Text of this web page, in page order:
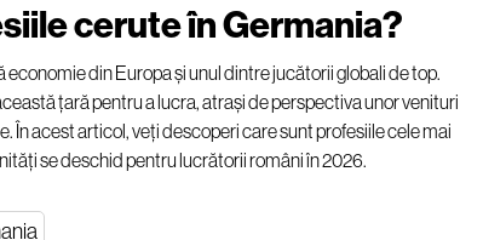
cerute în Germania?
din Europa și unul dintre jucătorii globali de top.
țară pentru a lucra, atrași de perspectiva unor venituri
În acest articol, veți descoperi care sunt profesiile cele mai
se deschid pentru lucrătorii români în 2026.